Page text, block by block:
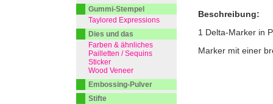
Beschreibung:
1 Delta-Marker in
Marker mit einer
Gummi-Stempel
Taylored Expressions
Dies und das
Farben & ähnliches
Pailletten / Sequins
Sticker
Wood Veneer
Embossing-Pulver
Stifte